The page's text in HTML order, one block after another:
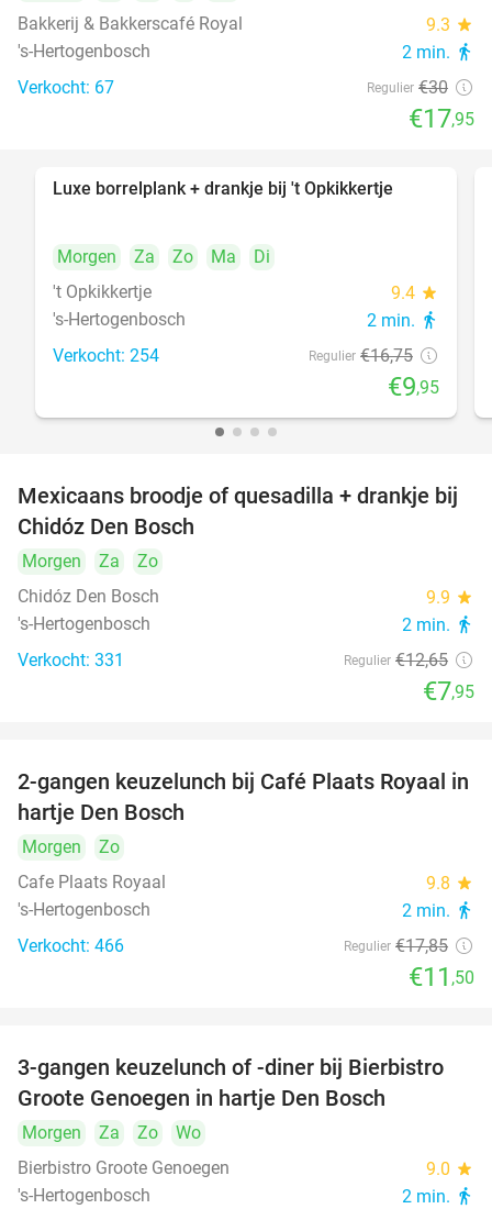
Bakkerij & Bakkerscafé Royal
9.3 star
's-Hertogenbosch 2 min. directions_walk
Verkocht: 67 Regulier €30
€17,95
Luxe borrelplank + drankje bij 't Opkikkertje
Morgen Za Zo Ma
Di
't Opkikkertje
9.4 star
's-Hertogenbosch 2 min. directions_walk
Verkocht: 254 Regulier €16,75
€9,95
37%
Mexicaans broodje of quesadilla + drankje bij
Chidóz Den Bosch
Morgen Za
Zo
Chidóz Den Bosch
9.9 star
's-Hertogenbosch 2 min. directions_walk
Verkocht: 331 Regulier €12,65
€7,95
36%
2-gangen keuzelunch bij Café Plaats Royaal in
hartje Den Bosch
Morgen
Zo
Cafe Plaats Royaal
9.8 star
's-Hertogenbosch 2 min. directions_walk
Verkocht: 466 Regulier €17,85
€11 ,50
41%
3-gangen keuzelunch of -diner bij Bierbistro
Groote Genoegen in hartje Den Bosch
Morgen Za Zo
Wo
Bierbistro Groote Genoegen
9.0 star
's-Hertogenbosch 2 min. directions_walk